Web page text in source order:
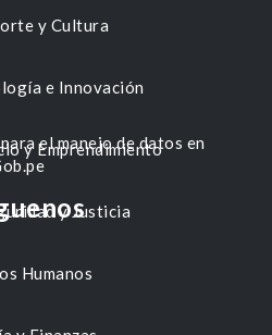
y Cultura
e Innovación
y Emprendimiento
y Justicia
Humanos
el manejo de datos en